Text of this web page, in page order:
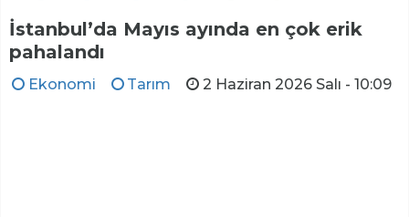
İstanbul’da Mayıs ayında en çok erik
pahalandı
Ekonomi Tarım 2 Haziran 2026 Salı - 10:09